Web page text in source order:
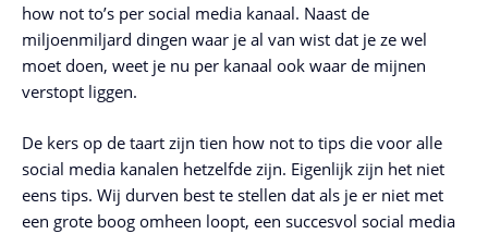
how not to’s per social media kanaal. Naast de
miljoenmiljard dingen waar je al van wist dat je ze wel
moet doen, weet je nu per kanaal ook waar de mijnen
verstopt liggen.
De kers op de taart zijn tien how not to tips die voor alle
social media kanalen hetzelfde zijn. Eigenlijk zijn het niet
eens tips. Wij durven best te stellen dat als je er niet met
een grote boog omheen loopt, een succesvol social media